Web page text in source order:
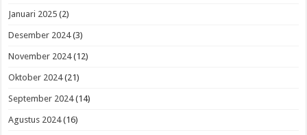
Januari 2025 (2)
Desember 2024(3)
November 2024(12)
Oktober 2024(21)
September 2024(14)
Agustus 2024(16)